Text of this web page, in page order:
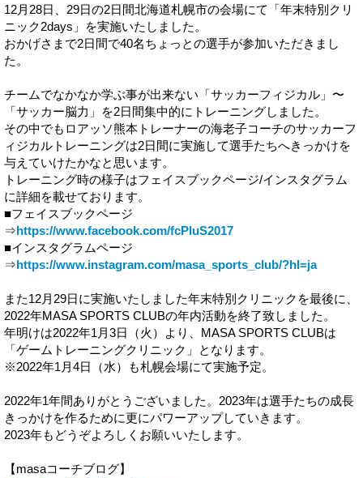
12月28日、29日の2日間北海道札幌市の会場にて「年末特別クリ
ニック2days」を実施いたしました。
おかげさまで2日間で40名ちょっとの選手が参加いただきまし
た。
チームでなかなか学ぶ事が出来ない「サッカーフィジカル」〜
「サッカー脳力」を2日間集中的にトレーニングしました。
その中でもロアッソ熊本トレーナーの海老子コーチのサッカーフ
ィジカルトレーニングは2日間に実施して選手たちへきっかけを
与えていけたかなと思います。
トレーニング時の様子はフェイスブックページ/インスタグラム
に詳細を載せております。
■フェイスブックページ
⇒ https://www.facebook.com/fcPluS2017
■インスタグラムページ
⇒ https://www.instagram.com/masa_sports_club/?hl=ja
また12月29日に実施いたしました年末特別クリニックを最後に、
2022年MASA SPORTS CLUBの年内活動を終了致しました。
年明けは2022年1月3日（火）より、MASA SPORTS CLUBは
「ゲームトレーニングクリニック」となります。
※2022年1月4日（水）も札幌会場にて実施予定。
2022年1年間ありがとうございました。2023年は選手たちの成長
きっかけを作るために更にパワーアップしていきます。
2023年もどうぞよろしくお願いいたします。
【masaコーチブログ】